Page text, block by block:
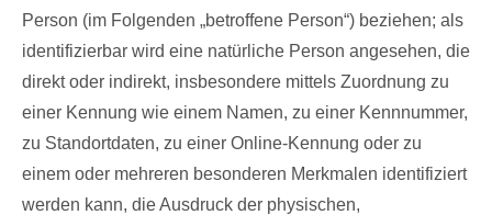
Person (im Folgenden „betroffene Person“) beziehen; als
identifizierbar wird eine natürliche Person angesehen, die
direkt oder indirekt, insbesondere mittels Zuordnung zu
einer Kennung wie einem Namen, zu einer Kennnummer,
zu Standortdaten, zu einer Online-Kennung oder zu
einem oder mehreren besonderen Merkmalen identifiziert
werden kann, die Ausdruck der physischen,